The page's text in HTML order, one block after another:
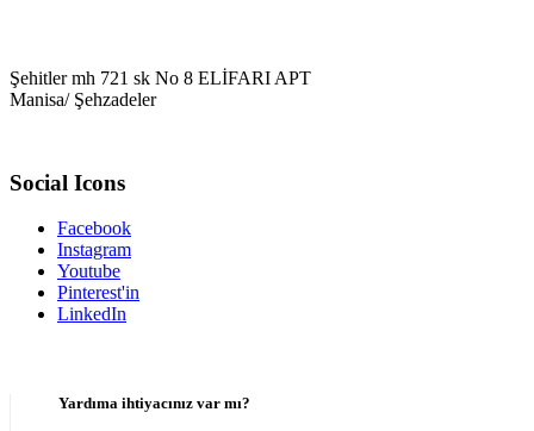
Şehitler mh 721 sk No 8 ELİFARI APT
Manisa/ Şehzadeler
Social Icons
Facebook
Instagram
Youtube
Pinterest'in
LinkedIn
Yardıma ihtiyacınız var mı?